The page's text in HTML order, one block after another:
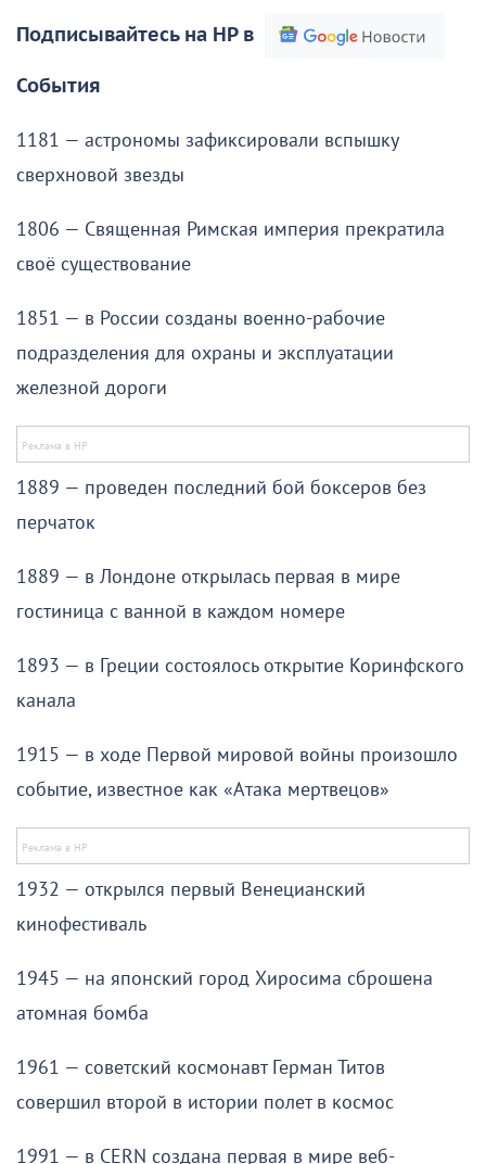
Подписывайтесь на НР в
События
1181 — астрономы зафиксировали вспышку
сверхновой звезды
1806 — Священная Римская империя прекратила
своё существование
1851 — в России созданы военно-рабочие
подразделения для охраны и эксплуатации
железной дороги
1889 — проведен последний бой боксеров без
перчаток
1889 — в Лондоне открылась первая в мире
гостиница с ванной в каждом номере
1893 — в Греции состоялось открытие Коринфского
канала
1915 — в ходе Первой мировой войны произошло
событие, известное как «Атака мертвецов»
1932 — открылся первый Венецианский
кинофестиваль
1945 — на японский город Хиросима сброшена
атомная бомба
1961 — советский космонавт Герман Титов
совершил второй в истории полет в космос
1991 — в CERN создана первая в мире веб-